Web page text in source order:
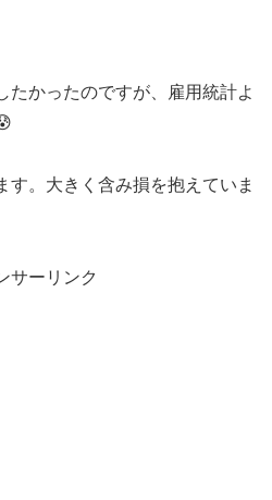
たかったのですが、雇用統計よ
す。大きく含み損を抱えていま
サーリンク